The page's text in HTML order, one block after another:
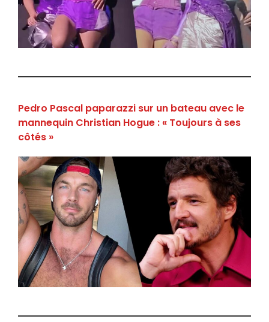
Pedro Pascal paparazzi sur un bateau avec le
mannequin Christian Hogue : « Toujours à ses
côtés »